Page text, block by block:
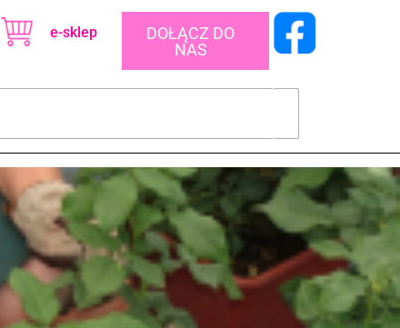
e-sklep
DOŁĄCZ DO
NAS